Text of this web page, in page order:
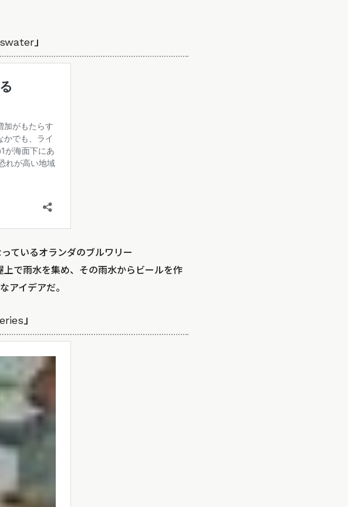
」
ているオランダのブルワリー
で雨水を集め、その雨水からビールを作
アイデアだ。
」